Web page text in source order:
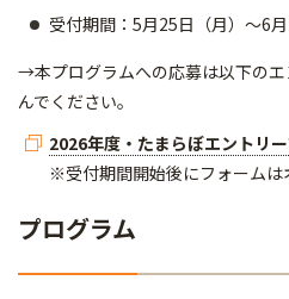
受付期間：5月25日（月）～6
→本プログラムへの応募は以下の
んでください。
2026年度・たまらぼエントリ
※受付期間開始後にフォームは
プログラム